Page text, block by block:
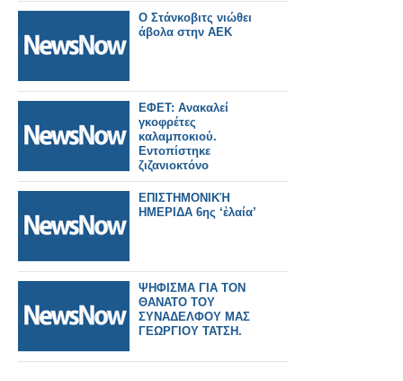
Ο Στάνκοβιτς νιώθει
άβολα στην ΑΕΚ
ΕΦΕΤ: Ανακαλεί
γκοφρέτες
καλαμποκιού.
Εντοπίστηκε
ζιζανιοκτόνο
ΕΠΙΣΤΗΜΟΝΙΚΉ
ΗΜΕΡΙΔΑ 6ης ‘ἐλαία’
ΨΗΦΙΣΜΑ ΓΙΑ ΤΟΝ
ΘΑΝΑΤΟ ΤΟΥ
ΣΥΝΑΔΕΛΦΟΥ ΜΑΣ
ΓΕΩΡΓΙΟΥ ΤΑΤΣΗ.